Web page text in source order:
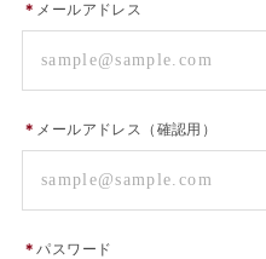
＊ メールアドレス
＊ メールアドレス（確認用）
＊パスワード